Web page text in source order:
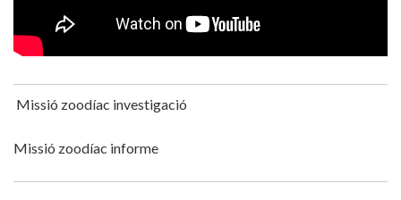
Missió zoodíac investigació
Missió zoodíac informe